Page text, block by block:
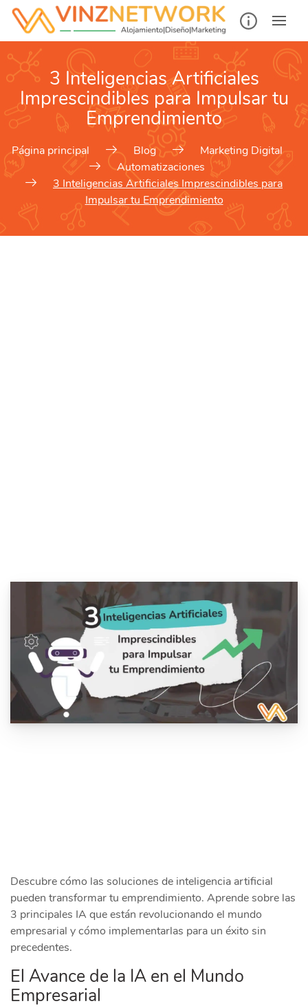
3 Inteligencias Artificiales
Imprescindibles para Impulsar tu
Emprendimiento
Página principal Blog
Marketing Digital
Automatizaciones
3 Inteligencias Artificiales Imprescindibles para
Impulsar tu Emprendimiento
Descubre cómo las soluciones de inteligencia artificial
pueden transformar tu emprendimiento. Aprende sobre las
3 principales IA que están revolucionando el mundo
empresarial y cómo implementarlas para un éxito sin
precedentes.
El Avance de la IA en el Mundo
Empresarial